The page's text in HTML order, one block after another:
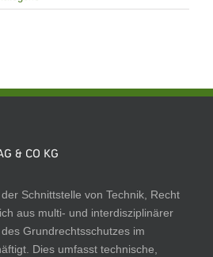
& CO KG
Schnittstelle von Technik, Recht
aus multi- und interdisziplinärer
Grundrechtsschutzes im
Dies umfasst technische,